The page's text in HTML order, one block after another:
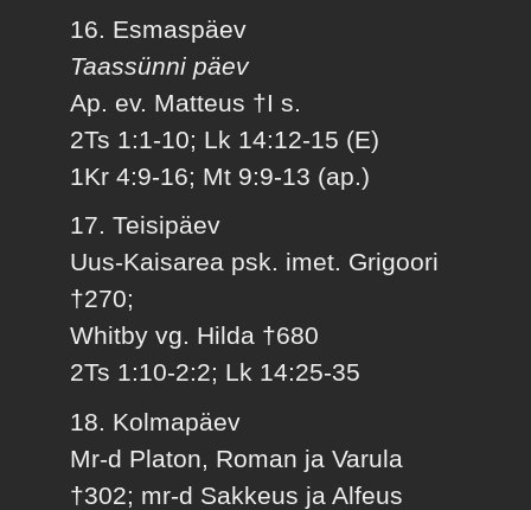
16. Esmaspäev
Taassünni päev
Ap. ev. Matteus †I s.
2Ts 1:1-10; Lk 14:12-15 (E)
1Kr 4:9-16; Mt 9:9-13 (ap.)
17. Teisipäev
Uus-Kaisarea psk. imet. Grigoori
†270;
Whitby vg. Hilda †680
2Ts 1:10-2:2; Lk 14:25-35
18. Kolmapäev
Mr-d Platon, Roman ja Varula
†302; mr-d Sakkeus ja Alfeus